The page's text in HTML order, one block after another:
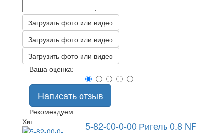
Загрузить фото или видео
Загрузить фото или видео
Загрузить фото или видео
Ваша оценка:
Написать отзыв
Рекомендуем
Хит
5-82-00-0-00 Ригель 0.8 NF